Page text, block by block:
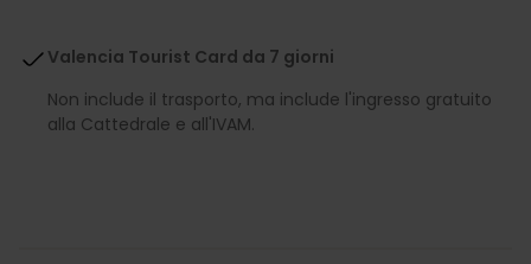
Valencia Tourist Card da 7 giorni
Non include il trasporto, ma include l'ingresso gratuito
alla Cattedrale e all'IVAM.